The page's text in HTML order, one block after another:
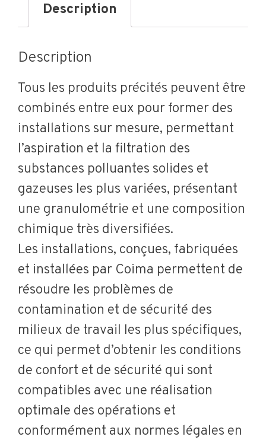
Description
Description
Tous les produits précités peuvent être
combinés entre eux pour former des
installations sur mesure, permettant
l’aspiration et la filtration des
substances polluantes solides et
gazeuses les plus variées, présentant
une granulométrie et une composition
chimique très diversifiées.
Les installations, conçues, fabriquées
et installées par Coima permettent de
résoudre les problèmes de
contamination et de sécurité des
milieux de travail les plus spécifiques,
ce qui permet d’obtenir les conditions
de confort et de sécurité qui sont
compatibles avec une réalisation
optimale des opérations et
conformément aux normes légales en